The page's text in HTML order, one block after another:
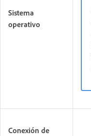
Sistema
operativo
Conexión de